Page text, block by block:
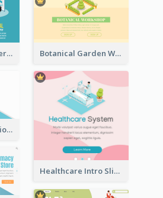
Photography Camera Comparison With Isometric Graphics Botanical Garden Workshop Sign In Web Banner
Hospital Introduction Landing Page With Isometric Diagram
Healthcare Intro Sliding Application Page